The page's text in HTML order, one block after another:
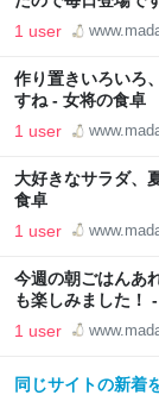
1 user
作り置きいろいろ
すね - 女将の食卓
1 user
大好きなサラダ、
食卓
1 user
今週の朝ごはんあ
も楽しみました！
1 user
同じサイトの新着